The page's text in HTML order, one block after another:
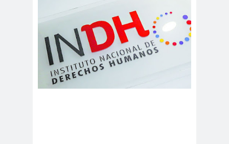
mayores
n
P
agresió
n
agresión
periodistas
agresion
es
agresiones a la
prensa
Alberto Gato
Gamboa